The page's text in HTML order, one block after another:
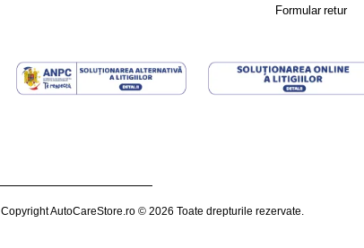
Formular retur
Copyright AutoCareStore.ro © 2026 Toate drepturile rezervate.